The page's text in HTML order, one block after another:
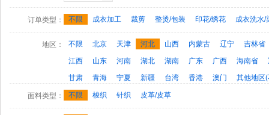
订单类型： 不限 成衣加工 裁剪 整烫/包装 印花/绣花 成衣洗水/
地区： 不限 北京 天津 河北 山西 内蒙古 辽宁
吉林省
江西
山东 河南 湖北 湖南 广东 广西 海南省
甘肃
青海 宁夏 新疆 台湾 香港 澳门 其他地区
面料类型： 不限 梭织 针织 皮革/皮草